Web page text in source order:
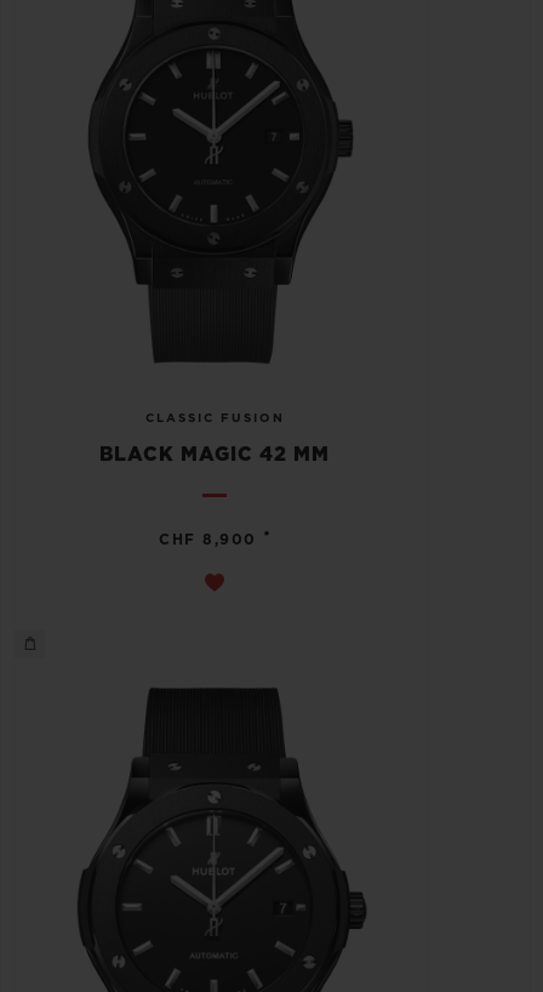
CLASSIC FUSION
BLACK MAGIC 42 MM
CHF 8,900 •